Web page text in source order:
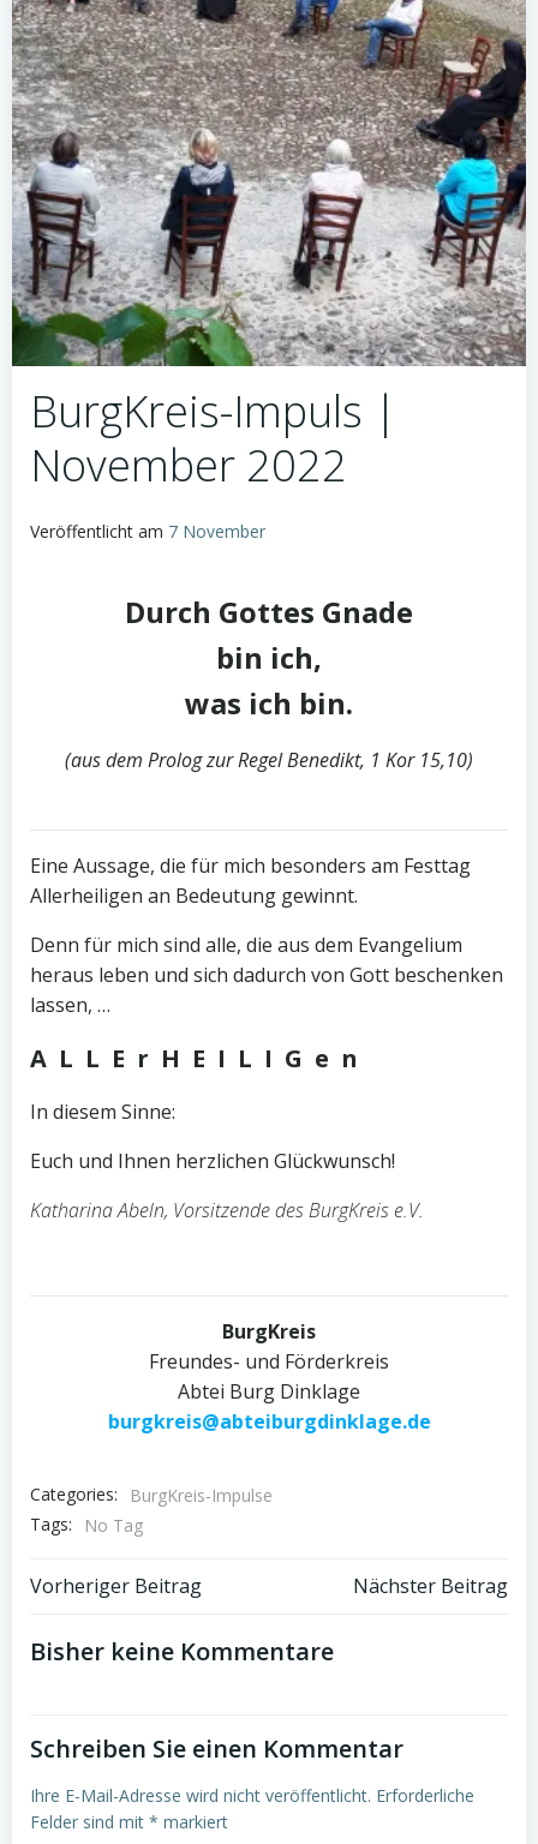
BurgKreis-Impuls |
November 2022
Veröffentlicht am 7 November
Durch Gottes Gnade
bin ich,
was ich bin.
(aus dem Prolog zur Regel Benedikt, 1 Kor 15,10)
Eine Aussage, die für mich besonders am Festtag
Allerheiligen an Bedeutung gewinnt.
Denn für mich sind alle, die aus dem Evangelium
heraus leben und sich dadurch von Gott beschenken
lassen, …
ALLErHEILIGen
In diesem Sinne:
Euch und Ihnen herzlichen Glückwunsch!
Katharina Abeln, Vorsitzende des BurgKreis e.V.
BurgKreis
Freundes- und Förderkreis
Abtei Burg Dinklage
burgkreis@abteiburgdinklage.de
Categories:
BurgKreis-Impulse
Tags:
No Tag
Post
navigation
Vorheriger Beitrag
Post
navigation
Nächster Beitrag
Bisher keine Kommentare
Schreiben Sie einen Kommentar
Ihre E-Mail-Adresse wird nicht veröffentlicht. Erforderliche
Felder sind mit * markiert